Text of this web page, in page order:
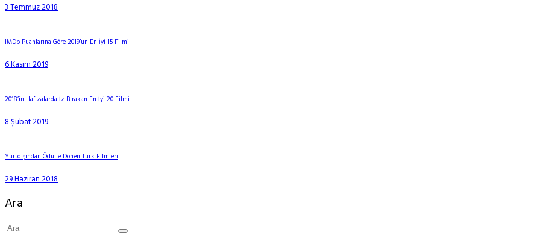
3 Temmuz 2018
IMDb Puanlarına Göre 2019’un En İyi 15 Filmi
6 Kasım 2019
2018’in Hafızalarda İz Bırakan En İyi 20 Filmi
8 Şubat 2019
Yurtdışından Ödülle Dönen Türk Filmleri
29 Haziran 2018
Ara